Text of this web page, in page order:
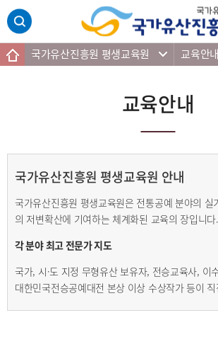
본문 바로가기
주메뉴 바로가기
하단 바로가기
국가유산진흥원 평생교육원 교육안내
교육안내
국가유산진흥원 평생교육원 안내
국가유산진흥원 평생교육원은 전통공예 분야의 실
의 저변확산에 기여하는 체계화된 교육의 장입니다.
각 분야 최고 전문가 지도
국가, 시·도 지정 무형유산 보유자, 전승교육사, 이
대한민국전승공예대전 본상 이상 수상작가 등이